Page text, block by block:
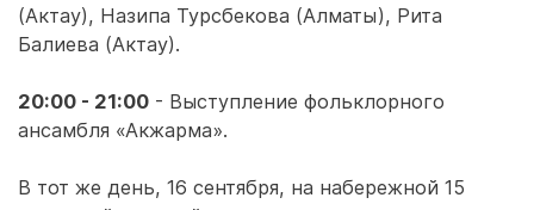
(Актау), Назипа Турсбекова (Алматы), Рита
Балиева (Актау).
20:00 - 21:00 - Выступление фольклорного
ансамбля «Акжарма».
В тот же день, 16 сентября, на набережной 15